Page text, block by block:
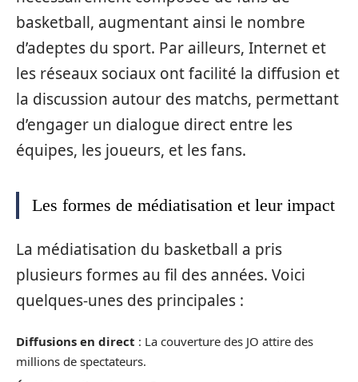
basketball, augmentant ainsi le nombre
d’adeptes du sport. Par ailleurs, Internet et
les réseaux sociaux ont facilité la diffusion et
la discussion autour des matchs, permettant
d’engager un dialogue direct entre les
équipes, les joueurs, et les fans.
Les formes de médiatisation et leur impact
La médiatisation du basketball a pris
plusieurs formes au fil des années. Voici
quelques-unes des principales :
Diffusions en direct : La couverture des JO attire des
millions de spectateurs.